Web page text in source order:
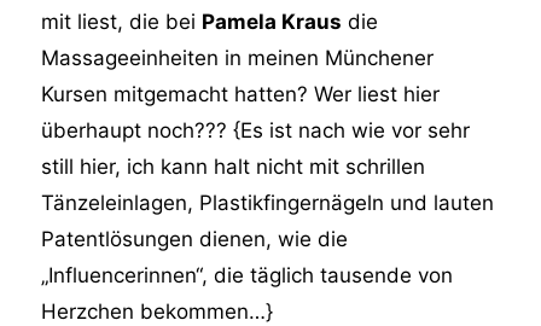
mit liest, die bei Pamela Kraus die
Massageeinheiten in meinen Münchener
Kursen mitgemacht hatten? Wer liest hier
überhaupt noch??? {Es ist nach wie vor sehr
still hier, ich kann halt nicht mit schrillen
Tänzeleinlagen, Plastikfingernägeln und lauten
Patentlösungen dienen, wie die
„Influencerinnen“, die täglich tausende von
Herzchen bekommen…}